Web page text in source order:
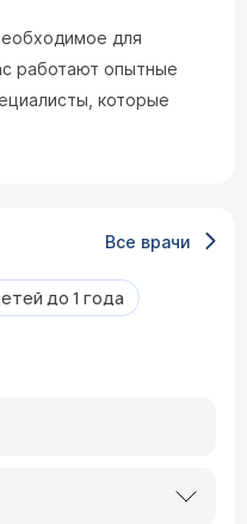
для
работают опытные
которые
Все врачи
до 1 года